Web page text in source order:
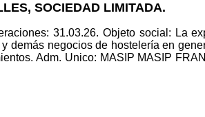
SOCIEDAD LIMITADA.
31.03.26. Objeto social: La
demás negocios de hostelería en
Adm. Unico: MASIP MASIP